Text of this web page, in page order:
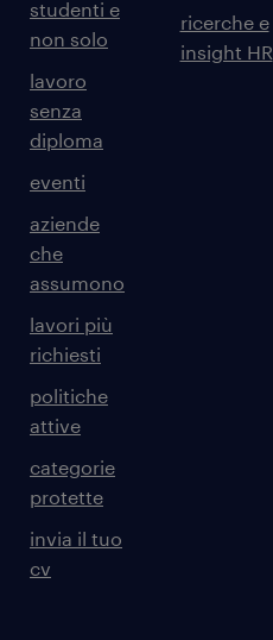
studenti e
non solo
lavoro
senza
diploma
eventi
aziende
che
assumono
lavori più
richiesti
politiche
attive
categorie
protette
invia il tuo
cv
ricerche e
insight HR